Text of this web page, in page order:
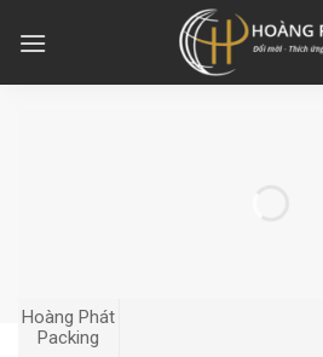
Hoàng Phát
Packing